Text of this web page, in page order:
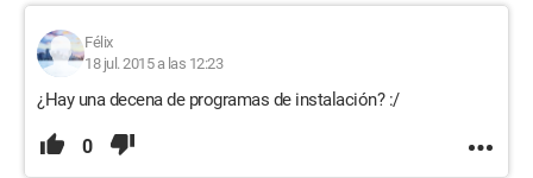
Félix
18 jul. 2015 a las 12:23
¿Hay una decena de programas de instalación? :/
0